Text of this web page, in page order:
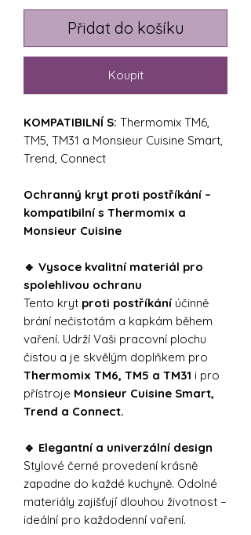
Přidat do košíku
Koupit
KOMPATIBILNÍ S: Thermomix TM6,
TM5, TM31 a Monsieur Cuisine Smart,
Trend, Connect
Ochranný kryt proti postříkání –
kompatibilní s Thermomix a
Monsieur Cuisine
🔹 Vysoce kvalitní materiál pro
spolehlivou ochranu
Tento kryt proti postříkání účinně
brání nečistotám a kapkám během
vaření. Udrží Vaši pracovní plochu
čistou a je skvělým doplňkem pro
Thermomix TM6, TM5 a TM31 i pro
přístroje Monsieur Cuisine Smart,
Trend a Connect.
🔹 Elegantní a univerzální design
Stylové černé provedení krásně
zapadne do každé kuchyně. Odolné
materiály zajišťují dlouhou životnost –
ideální pro každodenní vaření.